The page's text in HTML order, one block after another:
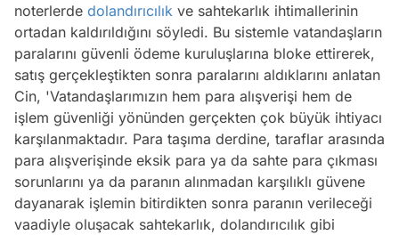
noterlerde dolandırıcılık ve sahtekarlık ihtimallerinin
ortadan kaldırıldığını söyledi. Bu sistemle vatandaşların
paralarını güvenli ödeme kuruluşlarına bloke ettirerek,
satış gerçekleştikten sonra paralarını aldıklarını anlatan
Cin, 'Vatandaşlarımızın hem para alışverişi hem de
işlem güvenliği yönünden gerçekten çok büyük ihtiyacı
karşılanmaktadır. Para taşıma derdine, taraflar arasında
para alışverişinde eksik para ya da sahte para çıkması
sorunlarını ya da paranın alınmadan karşılıklı güvene
dayanarak işlemin bitirdikten sonra paranın verileceği
vaadiyle oluşacak sahtekarlık, dolandırıcılık gibi